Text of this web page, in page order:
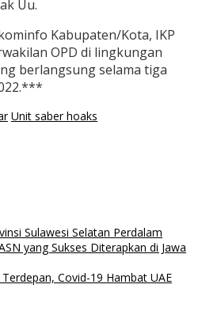
Uu.
Kabupaten/Kota, IKP
OPD di lingkungan
berlangsung selama tiga
Unit saber hoaks
Sulawesi Selatan Perdalam
yang Sukses Diterapkan di Jawa
Covid-19 Hambat UAE